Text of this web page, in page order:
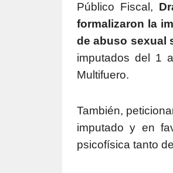
Público Fiscal,
formalizaron la
de abuso sexual
imputados del 1
Multifuero.
También,
imputado y en
psicofísica tanto